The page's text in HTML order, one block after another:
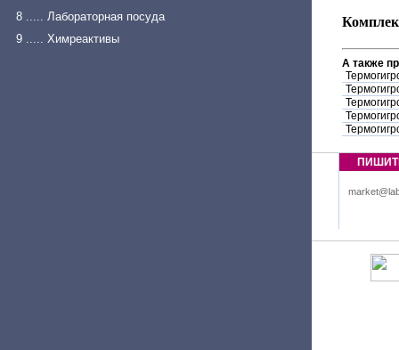
8 ..... Лабораторная посуда
9 ..... Химреактивы
А также